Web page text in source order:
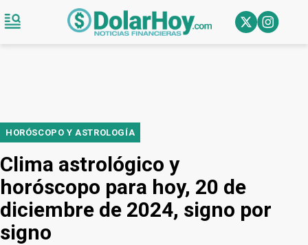
HORÓSCOPO Y ASTROLOGÍA
Clima astrológico y
horóscopo para hoy, 20 de
diciembre de 2024, signo por
signo